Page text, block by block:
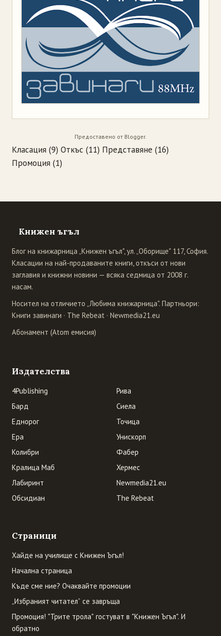
Предоставено от Blogger.
Класация (9) Откъс (11) Представяне (16)
Промоция (1)
Книжен ъгъл
Блог на книжарница „Книжен ъгъл", ул. „Оборище" 117, София.
Класации на най-продаваните книги, откъси от нови
заглавия и книжни новини — всяка седмица от 2008 г.
насам.
Носител на отличието „Любима книжарница". Партньори:
Книги завинаги · The Rebeat · Newmedia21.eu
Абонамент (Atom емисия)
Издателства
4Publishing
Бард
Еднорог
Ера
Колибри
Кралица Маб
Лабиринт
Обсидиан
Рива
Сиела
Точица
Унискорп
Фабер
Хермес
Newmedia21.eu
The Rebeat
Страници
Хайде на училище с Книжен Ъгъл!
Начална страница
Къде сме ние? Очаквайте промоции
„Избраният читател” се завръща
Промоция! "Трите трола" гостуват в "Книжен Ъгъл". И
обратно